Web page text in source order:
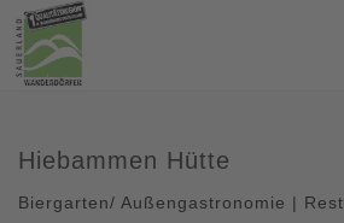
Hiebammen Hütte
Biergarten/ Außengastronomie |